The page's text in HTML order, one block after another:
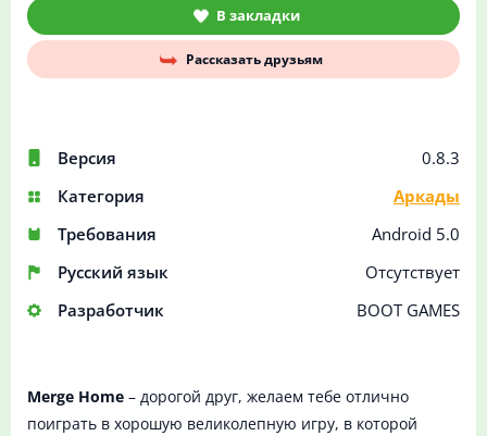
Версия
0.8.3
Категория
Аркады
Требования
Android 5.0
Русский язык
Отсутствует
Разработчик
BOOT GAMES
В закладки
Рассказать друзьям
Merge Home – дорогой друг, желаем тебе отлично
поиграть в хорошую великолепную игру, в которой